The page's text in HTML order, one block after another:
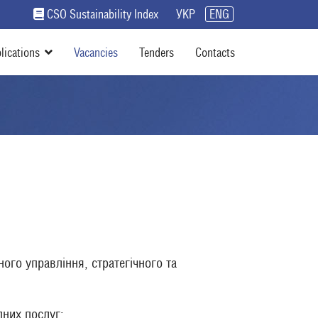
CSO Sustainability Index УКР ENG
Vacancies Tenders Contacts
управління, стратегічного та
послуг: